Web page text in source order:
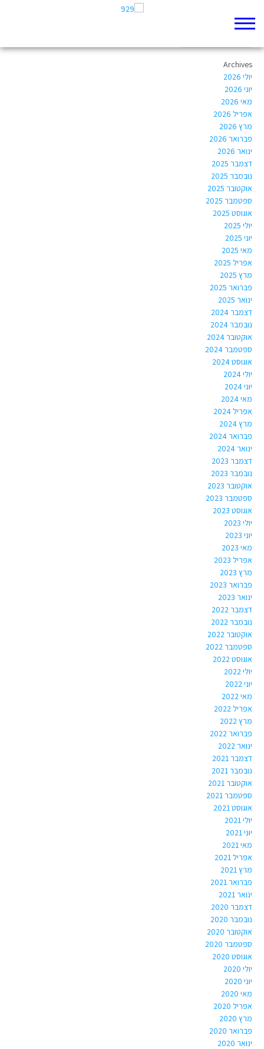
Author Archives: oriyalix@gmail.com
Archives
יולי 2026
יוני 2026
מאי 2026
אפריל 2026
מרץ 2026
פברואר 2026
ינואר 2026
דצמבר 2025
נובמבר 2025
אוקטובר 2025
ספטמבר 2025
אוגוסט 2025
יולי 2025
יוני 2025
מאי 2025
אפריל 2025
מרץ 2025
פברואר 2025
ינואר 2025
דצמבר 2024
נובמבר 2024
אוקטובר 2024
ספטמבר 2024
אוגוסט 2024
יולי 2024
יוני 2024
מאי 2024
אפריל 2024
מרץ 2024
פברואר 2024
ינואר 2024
דצמבר 2023
נובמבר 2023
אוקטובר 2023
ספטמבר 2023
אוגוסט 2023
יולי 2023
יוני 2023
מאי 2023
אפריל 2023
מרץ 2023
פברואר 2023
ינואר 2023
דצמבר 2022
נובמבר 2022
אוקטובר 2022
ספטמבר 2022
אוגוסט 2022
יולי 2022
יוני 2022
מאי 2022
אפריל 2022
מרץ 2022
פברואר 2022
ינואר 2022
דצמבר 2021
נובמבר 2021
אוקטובר 2021
ספטמבר 2021
אוגוסט 2021
יולי 2021
יוני 2021
מאי 2021
אפריל 2021
מרץ 2021
פברואר 2021
ינואר 2021
דצמבר 2020
נובמבר 2020
אוקטובר 2020
ספטמבר 2020
אוגוסט 2020
יולי 2020
יוני 2020
מאי 2020
אפריל 2020
מרץ 2020
פברואר 2020
ינואר 2020